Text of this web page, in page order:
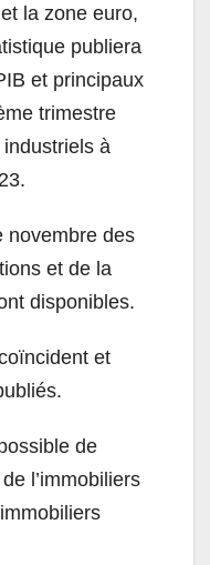
la zone euro,
publiera
et principaux
trimestre
industriels à
novembre des
et de la
disponibles.
et
de
l’immobiliers